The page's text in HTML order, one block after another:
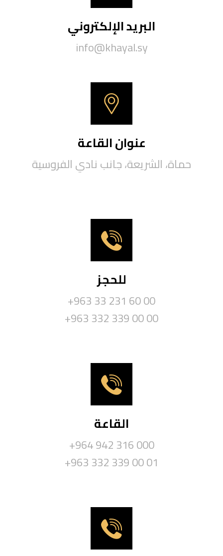
البريد الإلكتروني
info@khayal.sy
عنوان القاعة
حماة، الشريعة، جانب نادي الفروسية
للحجز
+963 33 231 60 00
+963 332 339 00 00
القاعة
+964 942 316 000
+963 332 339 00 01